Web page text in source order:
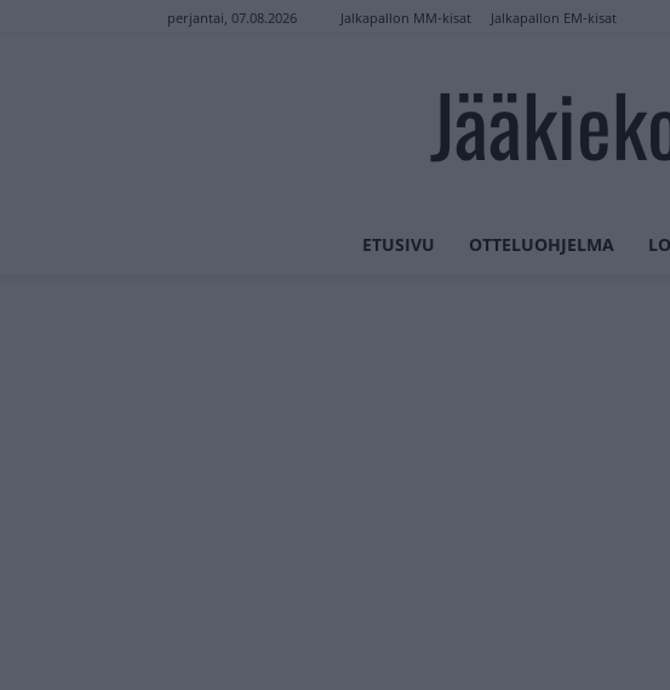
perjantai, 07.08.2026 Jalkapallon MM-kisat Jalkapallon EM-kisat
ETUSIVU OTTELUOHJELMA